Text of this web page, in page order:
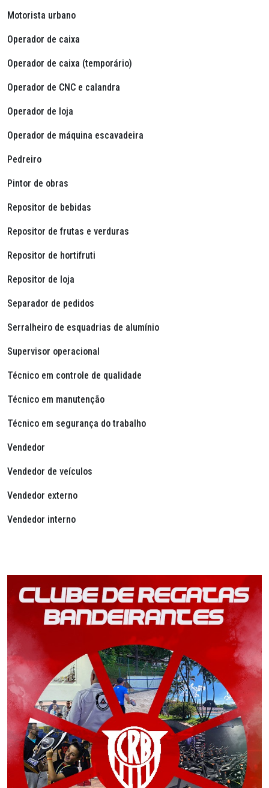
Motorista urbano
Operador de caixa
Operador de caixa (temporário)
Operador de CNC e calandra
Operador de loja
Operador de máquina escavadeira
Pedreiro
Pintor de obras
Repositor de bebidas
Repositor de frutas e verduras
Repositor de hortifruti
Repositor de loja
Separador de pedidos
Serralheiro de esquadrias de alumínio
Supervisor operacional
Técnico em controle de qualidade
Técnico em manutenção
Técnico em segurança do trabalho
Vendedor
Vendedor de veículos
Vendedor externo
Vendedor interno